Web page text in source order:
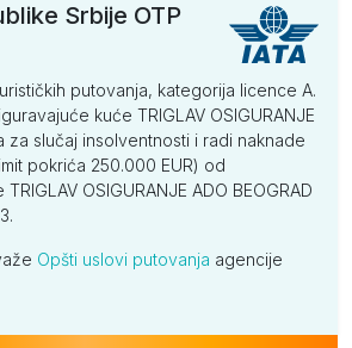
Srbije OTP
putovanja, kategorija licence A.
kuće TRIGLAV OSIGURANJE
za slučaj insolventnosti i radi naknade
pokrića 250.000 EUR) od
OSIGURANJE ADO BEOGRAD
Opšti uslovi putovanja agencije